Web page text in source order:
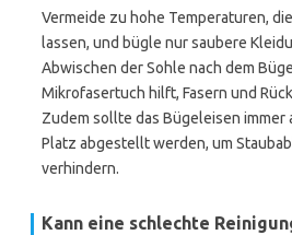
Vermeide zu hohe Temperaturen,
lassen, und bügle nur saubere
Abwischen der Sohle nach dem
Mikrofasertuch hilft, Fasern und
Zudem sollte das Bügeleisen immer
Platz abgestellt werden, um
verhindern.
Kann eine schlechte